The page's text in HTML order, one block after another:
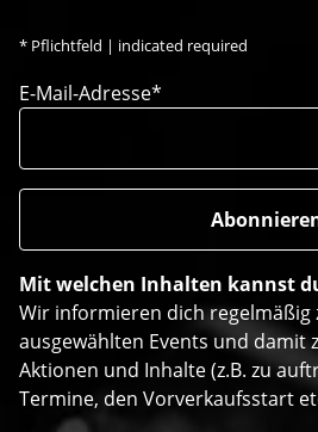
* Pflichtfeld | indicated required
E-Mail-Adresse*
Mit welchen Inhalten kannst
Wir informieren dich regelmäßig
ausgewählten Events und damit
Aktionen und Inhalte (z.B. zu
Termine, den Vorverkaufsstart